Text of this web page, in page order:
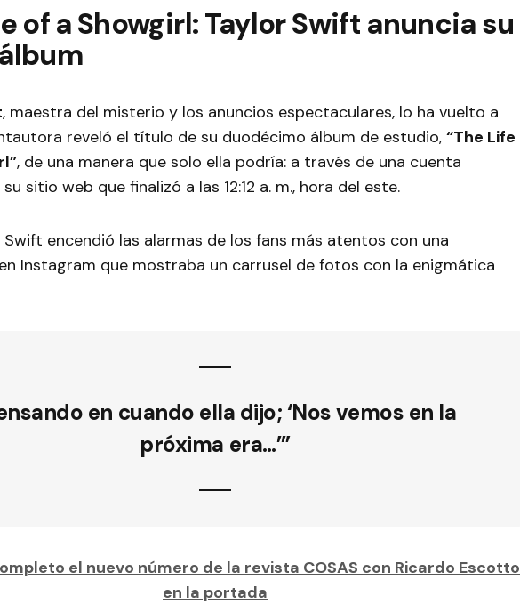
of a Showgirl:Taylor Swift anuncia su
, maestra del misterio y los anuncios espectaculares, lo ha vuelto a
reveló el título de su duodécimo álbum de estudio, “The Life
, de una manera que solo ella podría: a través de una cuenta
sitio web que finalizó a las 12:12 a. m., hora del este.
Swift encendió las alarmas de los fans más atentos con una
Instagram que mostraba un carrusel de fotos con la enigmática
en cuando ella dijo; ‘Nos vemos en la
próxima era…’”
el nuevo número de la revista COSAS con Ricardo Escotto
en la portada